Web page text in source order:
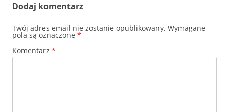
Dodaj komentarz
Twój adres email nie zostanie opublikowany. Wymagane
pola są oznaczone *
Komentarz *